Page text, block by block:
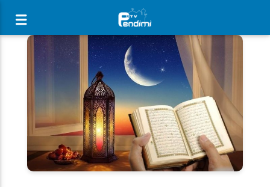
[There are no radio stations in the database]